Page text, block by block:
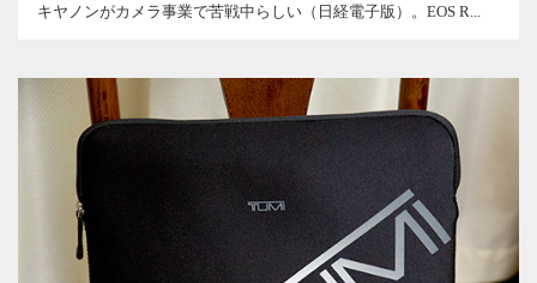
キヤノンがカメラ事業で苦戦中らしい（日経電子版）。EOS R...